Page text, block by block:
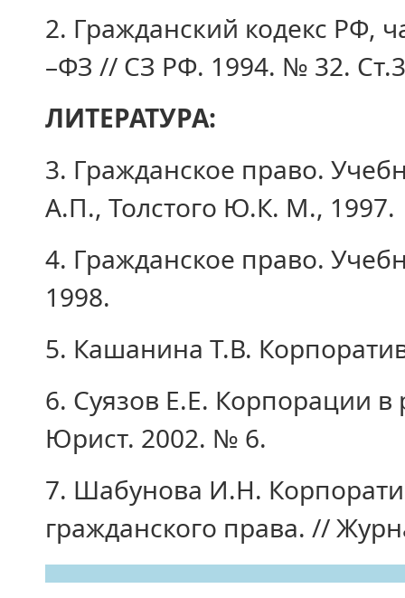
2. Гражданский кодекс РФ,
–ФЗ // СЗ РФ. 1994. № 32.
ЛИТЕРАТУРА:
3. Гражданское право.
А.П., Толстого Ю.К. М., 1997.
4. Гражданское право.
1998.
5. Кашанина Т.В.
6. Суязов Е.Е. Корпорации
Юрист. 2002. № 6.
7. Шабунова И.Н.
гражданского права. //